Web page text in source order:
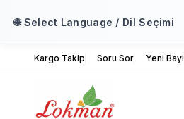
🌐 Select Language / Dil Seçimi
Kargo Takip Soru Sor Yeni Bayi